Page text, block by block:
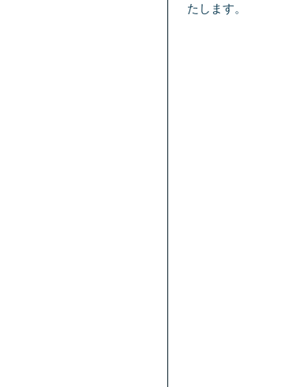
たします。